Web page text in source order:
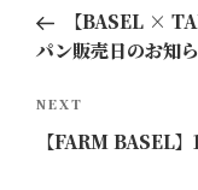
ナ
ゲ
ー
Post【BASEL ×
パン販売日のお知
Next
Post
NEXT
【FARM BASEL